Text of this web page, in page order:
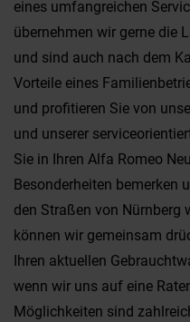
eines umfangreichen
übernehmen wir gerne die
und sind auch nach dem
Vorteile eines
und profitieren Sie von
und unserer
Sie in Ihren Alfa Romeo
Besonderheiten bemerken
den Straßen von Nürnberg
können wir gemeinsam
Ihren aktuellen
wenn wir uns auf eine
Möglichkeiten sind